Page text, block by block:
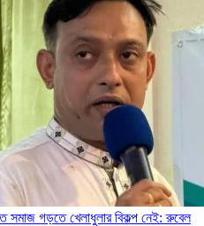
সমাজ গড়তে খেলাধুলার বিকল্প নেই: রুবেল